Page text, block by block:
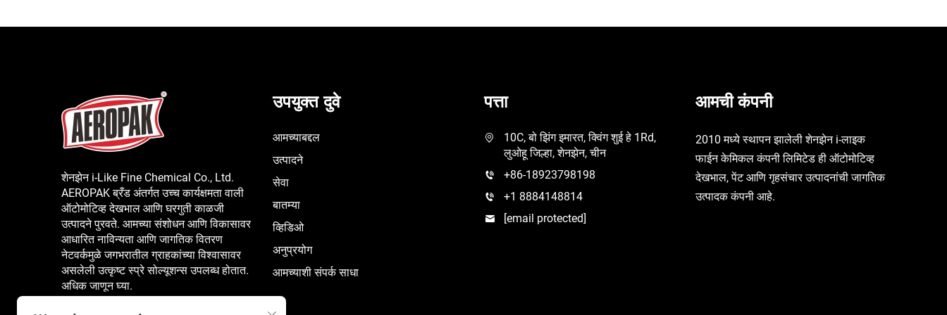
शेनझेन i-Like Fine Chemical Co., Ltd.
AEROPAK ब्रँड अंतर्गत उच्च कार्यक्षमता वाली
ऑटोमोटिव्ह देखभाल आणि घरगुती काळजी
उत्पादने पुरवते. आमच्या संशोधन आणि विकासावर
आधारित नाविन्यता आणि जागतिक वितरण
नेटवर्कमुळे जगभरातील ग्राहकांच्या विश्वासावर
असलेली उत्कृष्ट स्प्रे सोल्यूशन्स उपलब्ध होतात.
अधिक जाणून घ्या.
उपयुक्त दुवे
आमच्याबद्दल
उत्पादने
सेवा
बातम्या
व्हिडिओ
अनुप्रयोग
आमच्याशी संपर्क साधा
पत्ता
10C, बो झिंग इमारत, क्विंग शुई हे 1Rd,
लुओहू जिल्हा, शेनझेन, चीन
+86-18923798198
+1 8884148814
[email protected]
आमची कंपनी
2010 मध्ये स्थापन झालेली शेनझेन i-लाइक
फाईन केमिकल कंपनी लिमिटेड ही ऑटोमोटिव्ह
देखभाल, पेंट आणि गृहसंचार उत्पादनांची जागतिक
उत्पादक कंपनी आहे.